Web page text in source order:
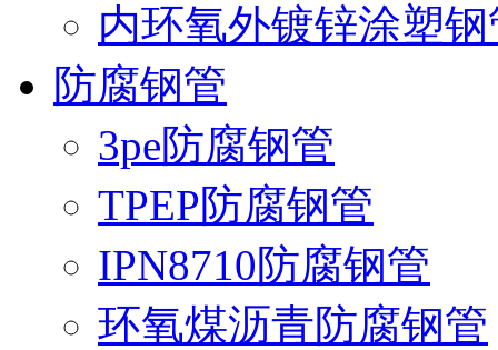
内环氧外镀锌涂塑钢
防腐钢管
3pe防腐钢管
TPEP防腐钢管
IPN8710防腐钢管
环氧煤沥青防腐钢管